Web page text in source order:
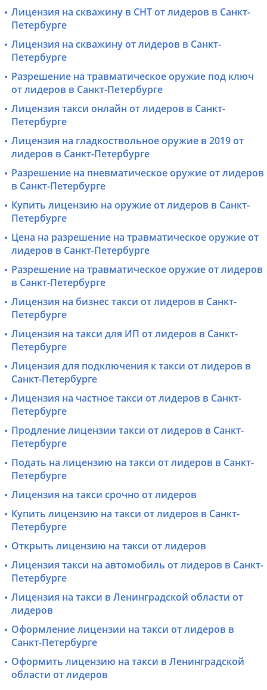
Лицензия на скважину в СНТ от лидеров в Санкт-
Петербурге
Лицензия на скважину от лидеров в Санкт-
Петербурге
Разрешение на травматическое оружие под ключ
от лидеров в Санкт-Петербурге
Лицензия такси онлайн от лидеров в Санкт-
Петербурге
Лицензия на гладкоствольное оружие в 2019 от
лидеров в Санкт-Петербурге
Разрешение на пневматическое оружие от лидеров
в Санкт-Петербурге
Купить лицензию на оружие от лидеров в Санкт-
Петербурге
Цена на разрешение на травматическое оружие от
лидеров в Санкт-Петербурге
Разрешение на травматическое оружие от лидеров
в Санкт-Петербурге
Лицензия на бизнес такси от лидеров в Санкт-
Петербурге
Лицензия на такси для ИП от лидеров в Санкт-
Петербурге
Лицензия для подключения к такси от лидеров в
Санкт-Петербурге
Лицензия на частное такси от лидеров в Санкт-
Петербурге
Продление лицензии такси от лидеров в Санкт-
Петербурге
Подать на лицензию на такси от лидеров в Санкт-
Петербурге
Лицензия на такси срочно от лидеров
Купить лицензию на такси от лидеров в Санкт-
Петербурге
Открыть лицензию на такси от лидеров
Лицензия такси на автомобиль от лидеров в Санкт-
Петербурге
Лицензия на такси в Ленинградской области от
лидеров
Оформление лицензии на такси от лидеров в
Санкт-Петербурге
Оформить лицензию на такси в Ленинградской
области от лидеров